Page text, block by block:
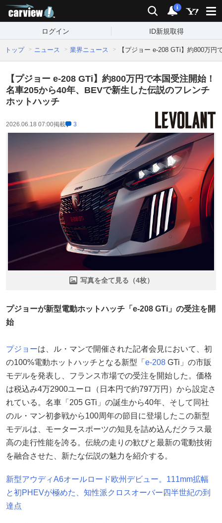
検索 通知
i
ログイン ID新規取得
トップ ニュース 業界ニュース 【プジョー e-208 GTi】約800万
【プジョー e-208 GTi】約800万円で本国受注開始！
名車205から40年、BEVで新生した伝説のフレンチ
ホットハッチ
2026.06.18 07:00掲載 3
写真を全て見る（4枚）
プジョーが新型電動ホットハッチ「e-208 GTi」の受注を開
始
プジョーは、ル・マンで開催された記者会見において、初
の100%電動ホットハッチとなる新型「 e-208 GTi」の市販
モデルを発表し、フランス市場での受注を開始した。価格
は税込み4万2900ユーロ（日本円で約797万円）から設定さ
れている。名車「205 GTi」の誕生から40年、そして同社
のル・マン初参戦から100周年の節目に登場したこの新型
モデルは、モータースポーツの知見を詰め込んだクラス最
高の走行性能を誇る。伝統の走りの歓びと最新の電動技術
を融合させた、新たな伝説の魅力を紹介する。
新型アウディA6オールロード欧州デビュー。111mm拡幅
と初PHEVが極めた、知性派クロスオーバー四半世紀の到
達点